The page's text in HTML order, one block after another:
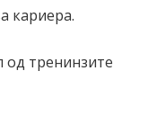
кариера.
од тренинзите